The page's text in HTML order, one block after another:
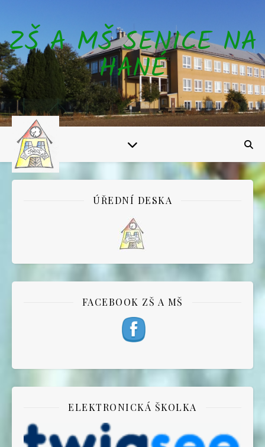
ZŠ A MŠ SENICE NA
HANÉ
ÚŘEDNÍ DESKA
FACEBOOK ZŠ A MŠ
ELEKTRONICKÁ ŠKOLKA